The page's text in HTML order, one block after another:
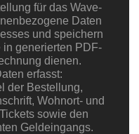
für das Wave-
Daten
und speichern
generierten PDF-
dienen.
erfasst:
der Bestellung,
Wohnort- und
sowie den
Geldeingangs.